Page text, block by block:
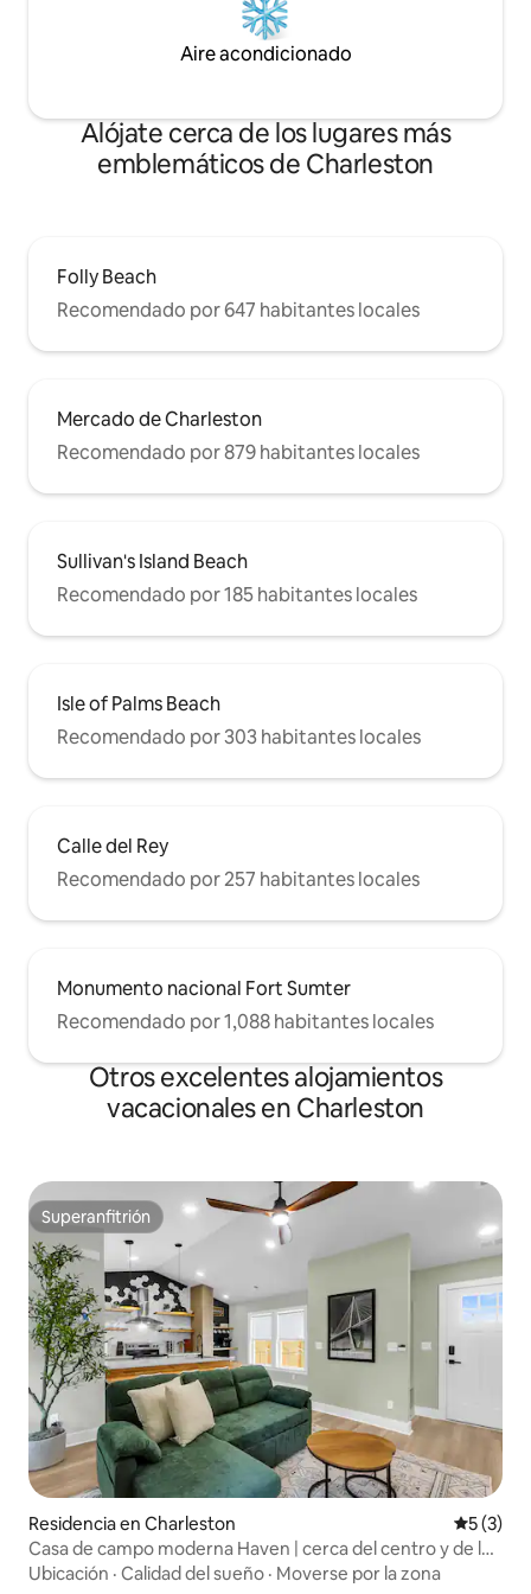
Aire acondicionado
Alójate cerca de los lugares más
emblemáticos de Charleston
Folly Beach
Recomendado por 647 habitantes locales
Mercado de Charleston
Recomendado por 879 habitantes locales
Sullivan's Island Beach
Recomendado por 185 habitantes locales
Isle of Palms Beach
Recomendado por 303 habitantes locales
Calle del Rey
Recomendado por 257 habitantes locales
Monumento nacional Fort Sumter
Recomendado por 1,088 habitantes locales
Otros excelentes alojamientos
vacacionales en Charleston
Superanfitrión
Superanfitrión
Residencia en Charleston
5 (3)
Casa de campo moderna Haven | cerca del centro y de las
playas
Ubicación · Calidad del sueño · Moverse por la zona